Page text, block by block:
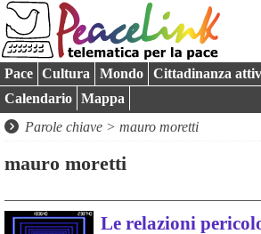
Pace Cultura Mondo Cittadinanza
Calendario
Mappa
Parole chiave > mauro moretti
mauro moretti
Le relazioni